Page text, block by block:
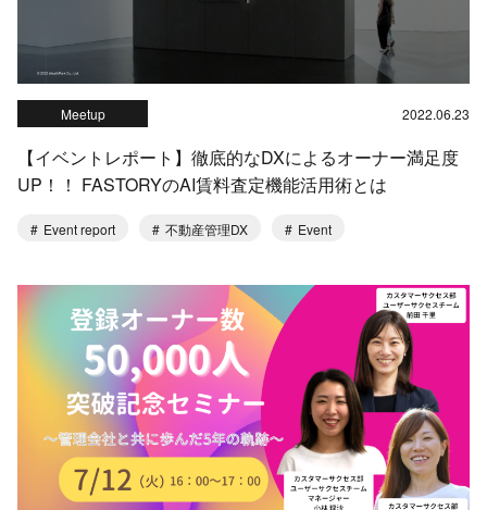
Meetup 2022.06.23
【イベントレポート】徹底的なDXによるオーナー満足度
UP！！ FASTORYのAI賃料査定機能活用術とは
Event report 不動産管理DX Event